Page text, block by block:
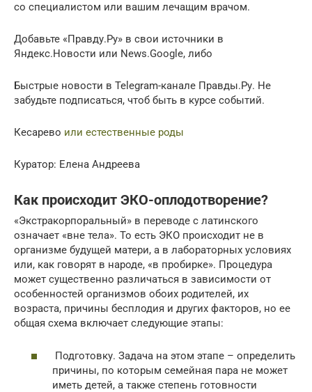
со специалистом или вашим лечащим врачом.
Добавьте «Правду.Ру» в свои источники в
Яндекс.Новости или News.Google, либо
Быстрые новости в Telegram-канале Правды.Ру. Не
забудьте подписаться, чтоб быть в курсе событий.
Кесарево или естественные роды
Куратор: Елена Андреева
Как происходит ЭКО-оплодотворение?
«Экстракорпоральный» в переводе с латинского
означает «вне тела». То есть ЭКО происходит не в
организме будущей матери, а в лабораторных условиях
или, как говорят в народе, «в пробирке». Процедура
может существенно различаться в зависимости от
особенностей организмов обоих родителей, их
возраста, причины бесплодия и других факторов, но ее
общая схема включает следующие этапы:
Подготовку. Задача на этом этапе – определить
причины, по которым семейная пара не может
иметь детей, а также степень готовности